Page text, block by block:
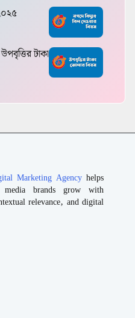
টাকা
Marketing Agency helps
media brands grow with
relevance, and digital